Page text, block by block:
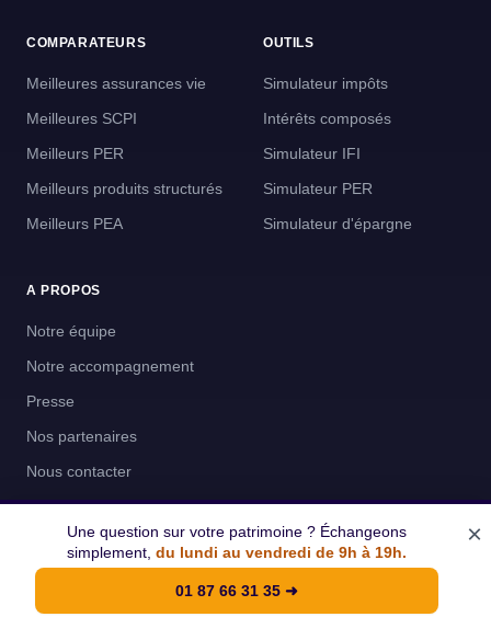
COMPARATEURS
Meilleures assurances vie
Meilleures SCPI
Meilleurs PER
Meilleurs produits structurés
Meilleurs PEA
OUTILS
Simulateur impôts
Intérêts composés
Simulateur IFI
Simulateur PER
Simulateur d'épargne
A PROPOS
Notre équipe
Notre accompagnement
Presse
Nos partenaires
Nous contacter
NOS CERTIFICATIONS
RCS de Paris 902 303 015
Une question sur votre patrimoine ? Échangeons
simplement, du lundi au vendredi de 9h à 19h.
01 87 66 31 35 ➜
×